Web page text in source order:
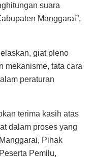
suara
Manggarai”,
giat pleno
mekanisme, tata cara
peraturan
terima kasih atas
dalam proses yang
Pihak
Pemilu,